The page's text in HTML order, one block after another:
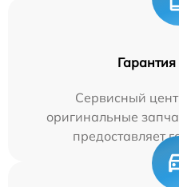
Сервисный
оригинальные
предоставляет